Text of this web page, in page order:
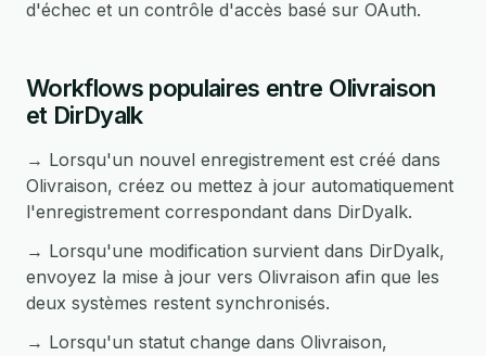
d'échec et un contrôle d'accès basé sur OAuth.
Workflows populaires entre Olivraison
et DirDyalk
→ Lorsqu'un nouvel enregistrement est créé dans
Olivraison, créez ou mettez à jour automatiquement
l'enregistrement correspondant dans DirDyalk.
→ Lorsqu'une modification survient dans DirDyalk,
envoyez la mise à jour vers Olivraison afin que les
deux systèmes restent synchronisés.
→ Lorsqu'un statut change dans Olivraison,